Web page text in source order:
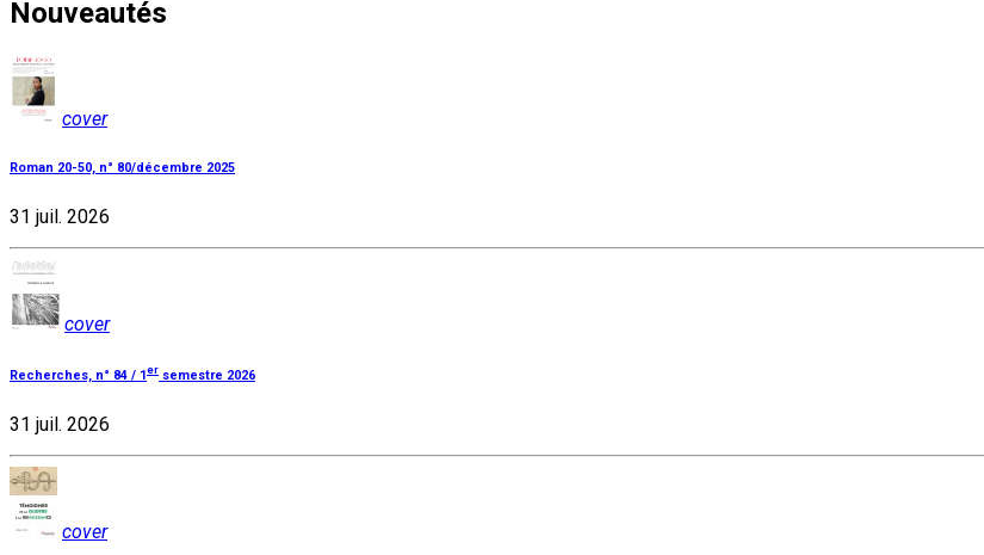
Nouveautés
cover
Roman 20-50, n° 80/décembre 2025
31 juil. 2026
cover
Recherches, n° 84 / 1 er semestre 2026
31 juil. 2026
cover